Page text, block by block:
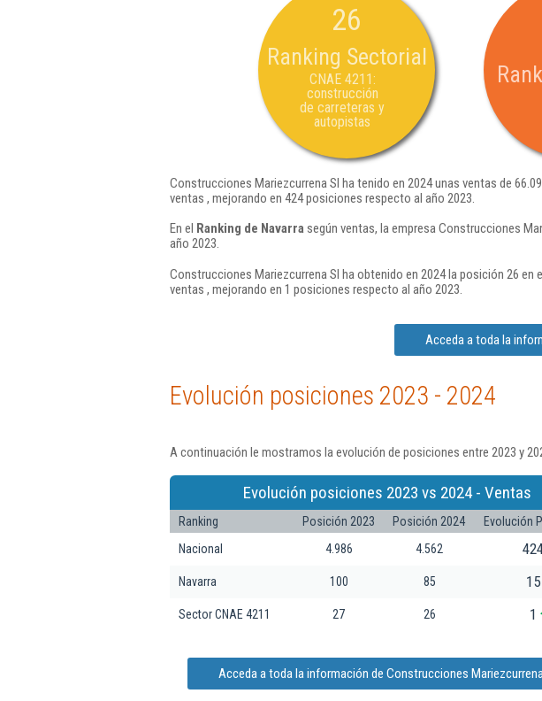
26
Ranking Sectorial
CNAE 4211:
construcción
de carreteras y
autopistas
Construcciones Mariezcurrena Sl ha tenido en 2024 unas ventas de
ventas , mejorando en 424 posiciones respecto al año 2023.
En el Ranking de Navarrasegún ventas, la empresa Construcciones
año 2023.
Construcciones Mariezcurrena Sl ha obtenido en 2024 la posición 26 en
ventas , mejorando en 1 posiciones respecto al año 2023.
Acceda a toda la
Evolución posiciones 2023 - 2024
A continuación le mostramos la evolución de posiciones entre 2023 y
Evolución posiciones 2023 vs 2024 - Ventas
Ranking Posición 2023 Posición 2024
Evolución
Nacional
4.986 4.562
Navarra 100 85 15
Sector CNAE 4211 27 26 1
Acceda a toda la información de Construcciones